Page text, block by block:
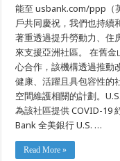
能至 usbank.com/ppp（
戶共同慶祝，我們也持續
著重透過提升勞動力、住
來支援亞洲社區。 在舊
心合作，該機構透過推動
健康、活躍且具包容性的
空間維護相關的計劃。
為該社區提供 COVID-19
Bank 全美銀行 U.S. …
Read More »